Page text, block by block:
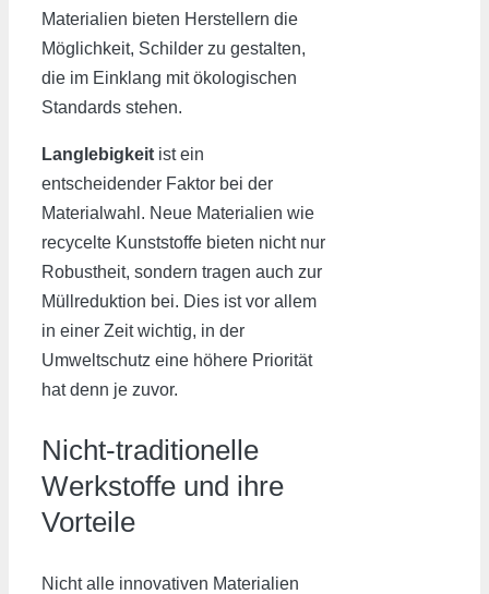
Materialien bieten Herstellern die
Möglichkeit, Schilder zu gestalten,
die im Einklang mit ökologischen
Standards stehen.
Langlebigkeit ist ein
entscheidender Faktor bei der
Materialwahl. Neue Materialien wie
recycelte Kunststoffe bieten nicht nur
Robustheit, sondern tragen auch zur
Müllreduktion bei. Dies ist vor allem
in einer Zeit wichtig, in der
Umweltschutz eine höhere Priorität
hat denn je zuvor.
Nicht-traditionelle
Werkstoffe und ihre
Vorteile
Nicht alle innovativen Materialien